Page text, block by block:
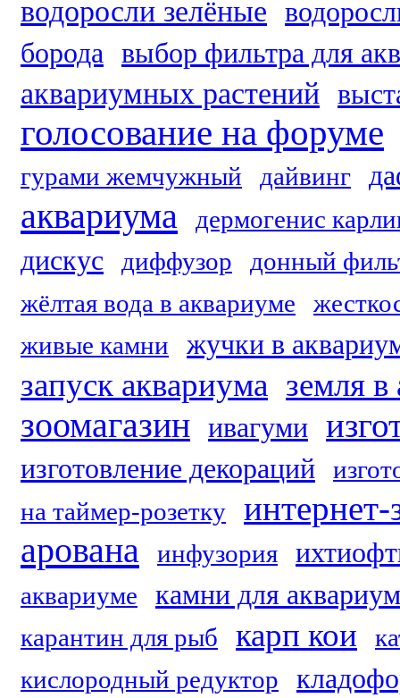
водоросли зелёные
борода выбор фильтра для
аквариумных растений
голосование на форуме
гурами жемчужный дайвинг
аквариума дермогенис
дискус диффузор
донный
жёлтая вода в аквариуме
живые камни
жучки в
запуск аквариума земля в
зоомагазин ивагуми
изготовление декораций
на таймер-розетку
интернет-
арована инфузория
аквариуме камни для
карантин для рыб карп кои
кислородный редуктор